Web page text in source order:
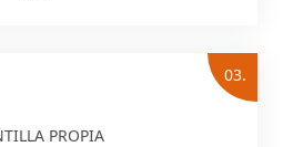
03.
PROPIA